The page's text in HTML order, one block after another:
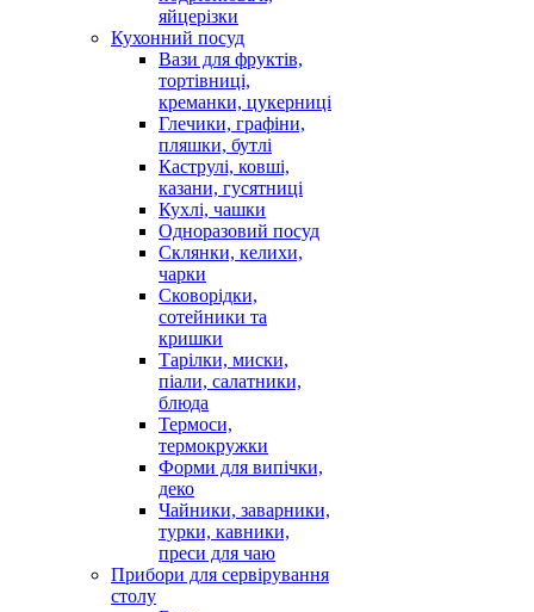
яйцерізки
Кухонний посуд
Вази для фруктів,
тортівниці,
креманки, цукерниці
Глечики, графіни,
пляшки, бутлі
Каструлі, ковші,
казани, гусятниці
Кухлі, чашки
Одноразовий посуд
Склянки, келихи,
чарки
Сковорідки,
сотейники та
кришки
Тарілки, миски,
піали, салатники,
блюда
Термоси,
термокружки
Форми для випічки,
деко
Чайники, заварники,
турки, кавники,
преси для чаю
Прибори для сервірування
столу